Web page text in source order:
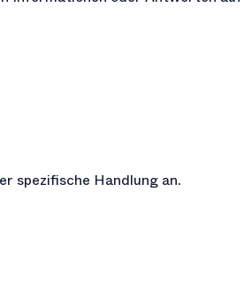
spezifische Handlung an.